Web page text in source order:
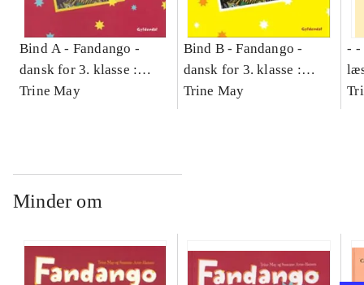
Bind A - Fandango -
dansk for 3. klasse :
grundbog -- Arbejdsbog.
Trine May
Bind B -Fandango -
dansk for 3. klasse :
grundbog -- Arbejdsbog.
Trine May
- -
-
Minder om